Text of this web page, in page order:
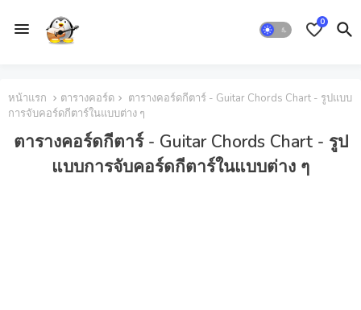
0
หน้าแรก ตารางคอร์ด
ตารางคอร์ดกีตาร์ - Guitar Chords Chart - รูปแบบ
การจับคอร์ดกีตาร์ในแบบต่าง ๆ
ตารางคอร์ดกีตาร์ - Guitar Chords Chart - รูป
แบบการจับคอร์ดกีตาร์ในแบบต่าง ๆ